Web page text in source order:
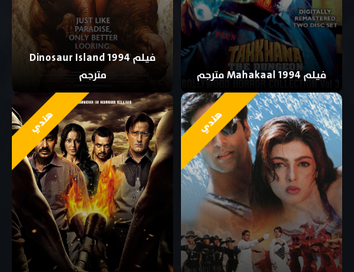
فيلم Mahakaal 1994 مترجم
فيلم Dinosaur Island 1994
مترجم
هندي هندي